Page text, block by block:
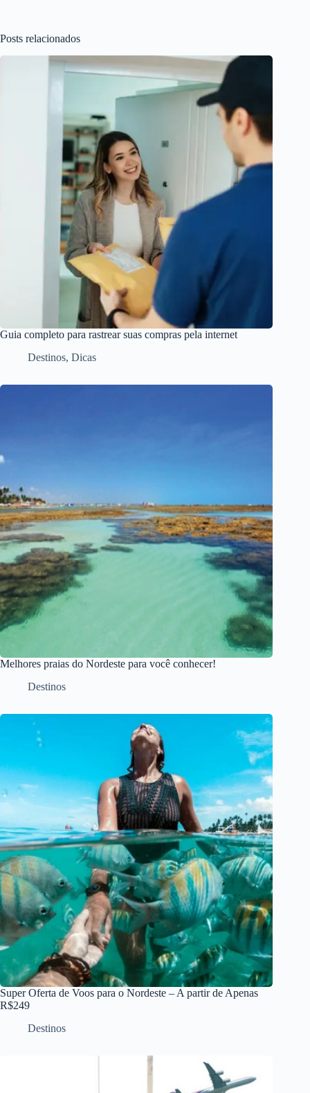
Posts relacionados
Guia completo para rastrear suas compras pela internet
Destinos, Dicas
Melhores praias do Nordeste para você conhecer!
Destinos
Super Oferta de Voos para o Nordeste – A partir de Apenas
R$249
Destinos